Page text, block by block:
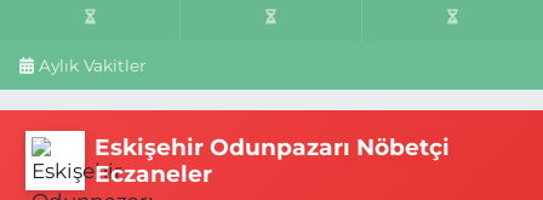
Aylık Vakitler
Eskişehir Odunpazarı Nöbetçi
Eczaneler